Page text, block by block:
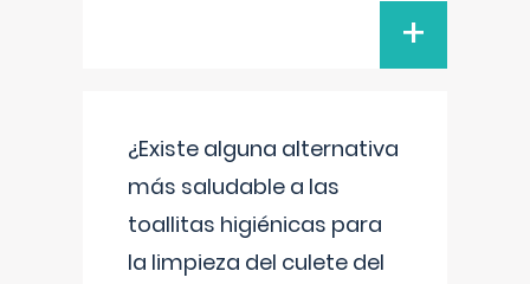
+
¿Existe alguna alternativa
más saludable a las
toallitas higiénicas para
la limpieza del culete del